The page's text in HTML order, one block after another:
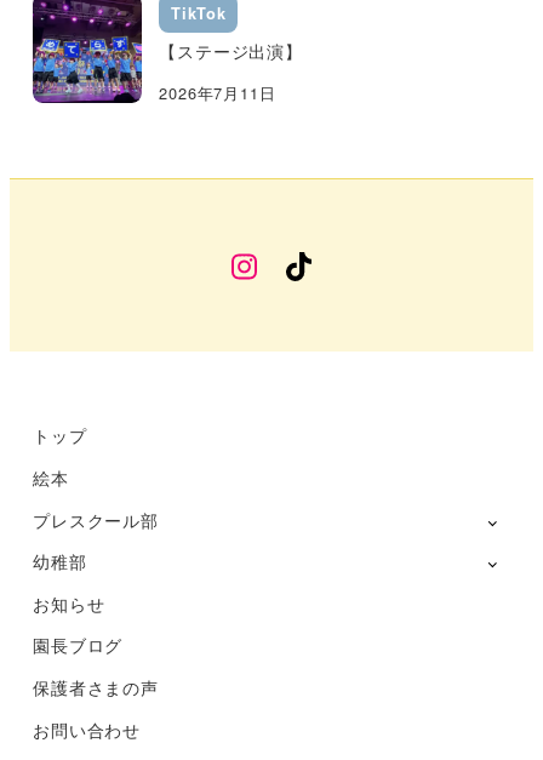
TikTok
【ステージ出演】
2026年7月11日
幼
Instagram
TikTok
トップ
絵本
プレスクール部
幼稚部
お知らせ
園長ブログ
保護者さまの声
お問い合わせ